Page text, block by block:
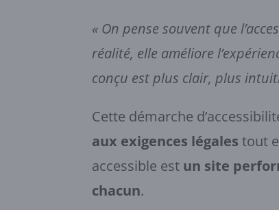
« On pense souvent que
réalité, elle améliore
conçu est plus clair, plus
Cette démarche
aux exigences légales tout
accessible est un site
chacun.